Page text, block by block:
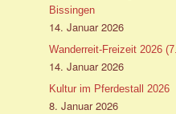
Bissingen
14. Januar 2026
Wanderreit-Freizeit 2026
14. Januar 2026
Kultur im Pferdestall 2026
8. Januar 2026